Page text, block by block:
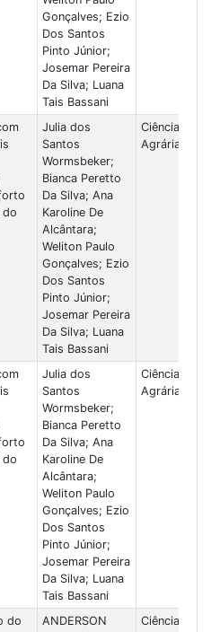
Gonçalves; Ezio
Dos Santos
Pinto Júnior;
Josemar Pereira
Da Silva; Luana
Tais Bassani
do
Julia dos
Santos
Wormsbeker;
Bianca Peretto
Da Silva; Ana
Karoline De
Alcântara;
Weliton Paulo
Gonçalves; Ezio
Dos Santos
Pinto Júnior;
Josemar Pereira
Da Silva; Luana
Tais Bassani
Ciências
Agrárias
do
Julia dos
Santos
Wormsbeker;
Bianca Peretto
Da Silva; Ana
Karoline De
Alcântara;
Weliton Paulo
Gonçalves; Ezio
Dos Santos
Pinto Júnior;
Josemar Pereira
Da Silva; Luana
Tais Bassani
Ciências
Agrárias
do
ANDERSON
Ciências